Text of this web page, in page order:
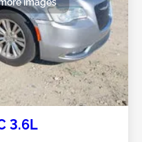
3.6L